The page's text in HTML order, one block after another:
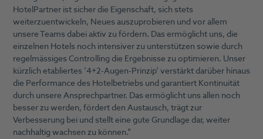
HotelPartner ist sicher die Eigenschaft, sich stets
weiterzuentwickeln, Neues auszuprobieren und vor allem
unsere Teams dabei aktiv zu fördern. Das ermöglicht uns, die
einzelnen Hotels noch intensiver zu unterstützen sowie durch
regelmässiges Controlling die Ergebnisse zu optimieren. Unser
kürzlich etabliertes ‘4+2-Augen-Prinzip‘ verstärkt darüber hinaus
die Performance des Hotelbetriebs und garantiert Kontinuität
durch unsere Ansprechpartner. Das ermöglicht uns allen noch
besser zu werden, fördert den Austausch, trägt zur
Verbesserung bei und stellt eine gute Grundlage dar, weiter
nachhaltig wachsen zu können.“